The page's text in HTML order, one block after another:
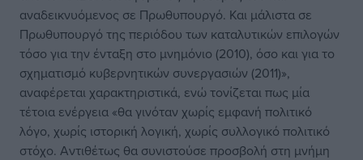
αναδεικνυόμενος σε Πρωθυπουργό. Και μάλιστα σε
Πρωθυπουργό της περιόδου των καταλυτικών επιλογών
τόσο για την ένταξη στο μνημόνιο (2010), όσο και για το
σχηματισμό κυβερνητικών συνεργασιών (2011)»,
αναφέρεται χαρακτηριστικά, ενώ τονίζεται πως μία
τέτοια ενέργεια «θα γινόταν χωρίς εμφανή πολιτικό
λόγο, χωρίς ιστορική λογική, χωρίς συλλογικό πολιτικό
στόχο. Αντιθέτως θα συνιστούσε προσβολή στη μνήμη